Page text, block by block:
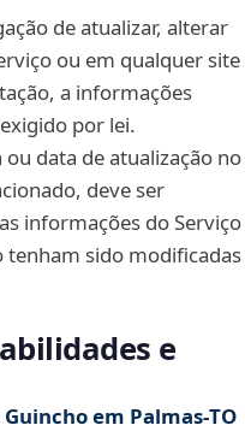
de atualizar, alterar
ou em qualquer site
a informações
por lei.
data de atualização no
deve ser
informações do Serviço
tenham sido modificadas
e
Guincho em Palmas‑TO